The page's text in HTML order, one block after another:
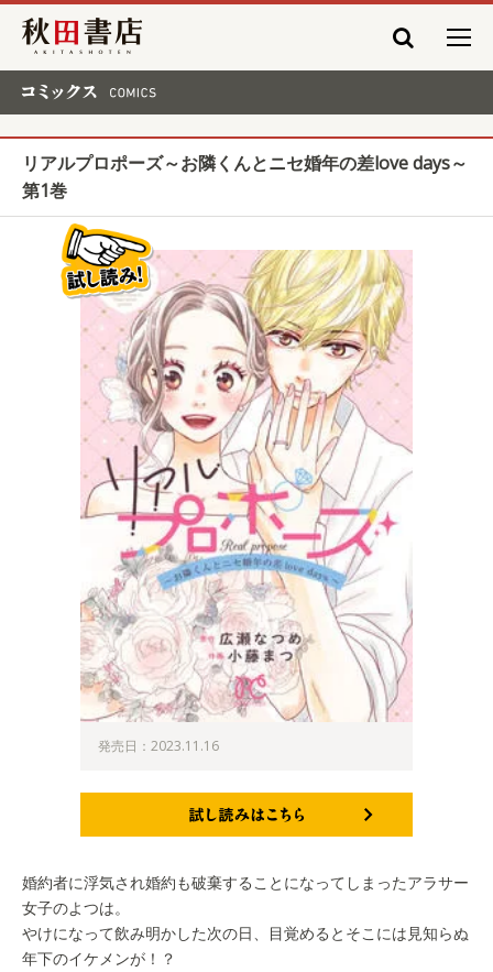
秋田書店
リアルプロポーズ～お隣くんとニセ婚年の差love days～
第1巻
発売日：2023.11.16
婚約者に浮気され婚約も破棄することになってしまったアラサー
女子のよつは。
やけになって飲み明かした次の日、目覚めるとそこには見知らぬ
年下のイケメンが！？